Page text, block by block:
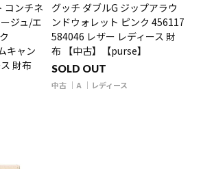
コンチネ
ジュ/エ
キャン
財布
グッチ ダブルG ジップアラウ
ンドウォレット ピンク 456117
584046 レザー レディース 財
布 【中古】【purse】
SOLD OUT
中古 A レディース